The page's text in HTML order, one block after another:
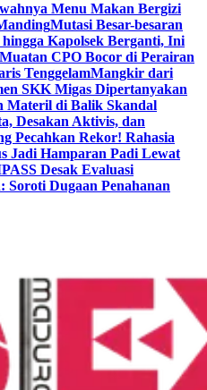
Menu Makan Bergizi
Mutasi Besar-besaran
Kapolsek Berganti, Ini
CPO Bocor di Perairan
TenggelamMangkir dari
SKK Migas Dipertanyakan
Materil di Balik Skandal
Desakan Aktivis, dan
Pecahkan Rekor! Rahasia
Jadi Hamparan Padi Lewat
Desak Evaluasi
Soroti Dugaan Penahanan